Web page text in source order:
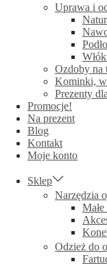
Uprawa i
Ozdoby na
Kominki,
Prezenty
Promocje!
Na prezent
Blog
Kontakt
Moje konto
Sklep
Narzędzia
Odzież do